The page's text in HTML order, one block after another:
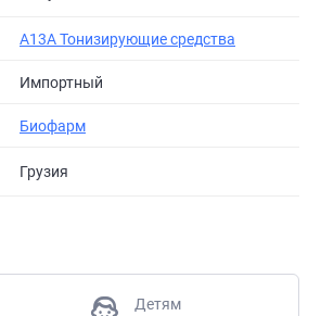
A13A Тонизирующие средства
Импортный
Биофарм
Грузия
Детям